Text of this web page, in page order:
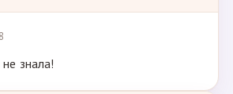
знала!